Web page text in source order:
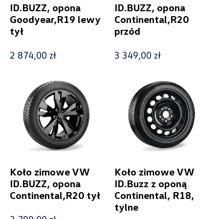
ID.BUZZ, opona
Goodyear,R19 lewy
tył
2 874,00 zł
ID.BUZZ, opona
Continental,R20
przód
3 349,00 zł
Koło zimowe VW
ID.BUZZ, opona
Continental,R20 tył
Koło zimowe VW
ID.Buzz z oponą
Continental, R18,
tylne
Twoje zapytanie
Wpisz lokalizację
Alexas Car Service